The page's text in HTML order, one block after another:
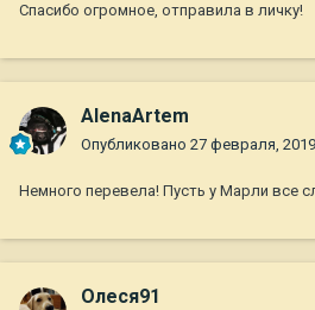
Спасибо огромное, отправила в личку!
AlenaArtem
Опубликовано 27 февраля, 2019
Немного перевела! Пусть у Марли все
Олеся91